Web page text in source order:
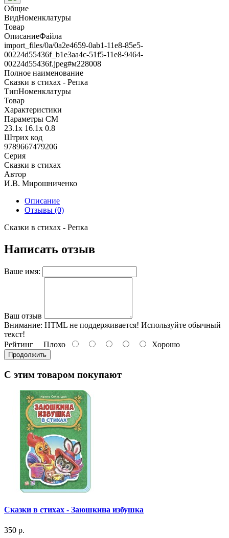
Общие
ВидНоменклатуры
Товар
ОписаниеФайла
import_files/0a/0a2e4659-0ab1-11e8-85e5-
00224d55436f_b1e3aa4c-51f5-11e8-9464-
00224d55436f.jpeg#м228008
Полное наименование
Сказки в стихах - Репка
ТипНоменклатуры
Товар
Характеристики
Параметры СМ
23.1x 16.1x 0.8
Штрих код
9789667479206
Серия
Сказки в стихах
Автор
И.В. Мирошниченко
Описание
Отзывы (0)
Сказки в стихах - Репка
Написать отзыв
Ваше имя:
Ваш отзыв
Внимание: HTML не поддерживается! Используйте обычный
текст!
Рейтинг Плохо Хорошо
Продолжить
С этим товаром покупают
Сказки в стихах - Заюшкина избушка
350 р.